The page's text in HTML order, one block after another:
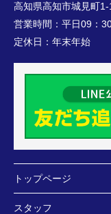
高知県高知市城見町1-
営業時間： 平日09：
定休日： 年末年始
トップページ
スタッフ